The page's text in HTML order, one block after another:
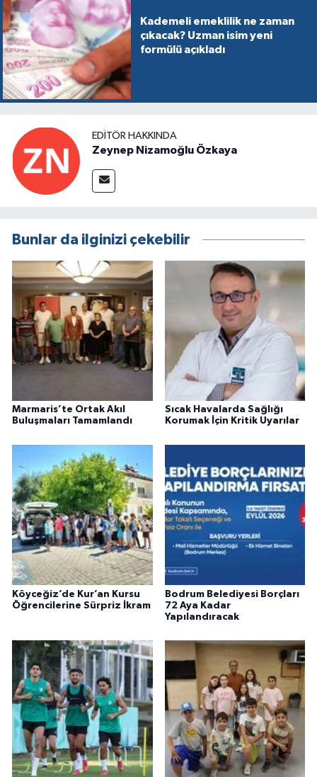
Kademeli emeklilik ne zaman
çıkacak? Uzman isim yeni
formülü açıkladı
EDITÖR HAKKINDA
Zeynep Nizamoğlu Özkaya
Bunlar da ilginizi çekebilir
Marmaris’te Ortak Akıl
Buluşmaları Tamamlandı
Sıcak Havalarda Sağlığı
Korumak İçin Kritik Uyarılar
Köyceğiz’de Kur’an Kursu
Öğrencilerine Sürpriz İkram
Bodrum Belediyesi Borçları
72 Aya Kadar
Yapılandıracak